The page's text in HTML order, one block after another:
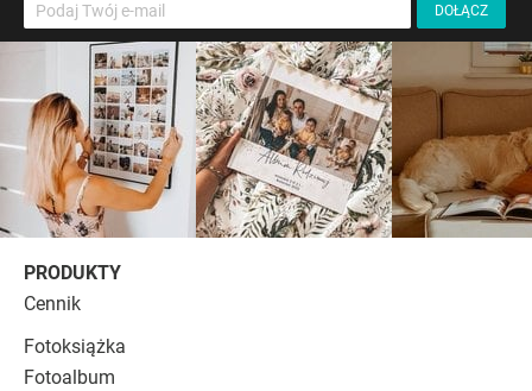
PRODUKTY
Cennik
Fotoksiążka
Fotoalbum